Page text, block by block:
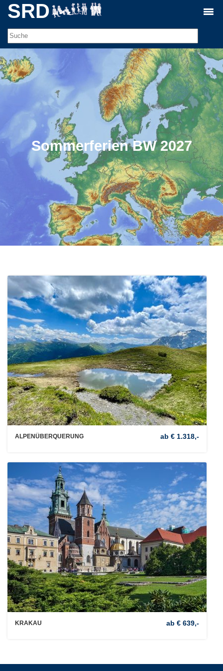
SRD
Sommerferien BW 2027
ALPENÜBERQUERUNG ab € 1.318,-
KRAKAU ab € 639,-